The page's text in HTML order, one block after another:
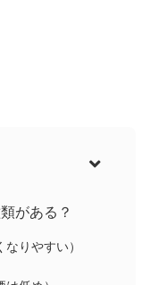
がある？
りやすい）